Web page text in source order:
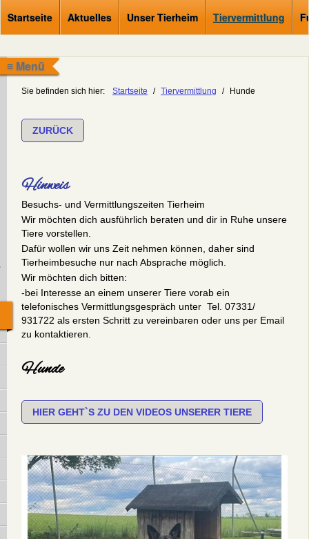
Startseite Aktuelles Unser Tierheim Tiervermittlung
≡ Menü
Sie befinden sich hier: Startseite / Tiervermittlung / Hunde
ZURÜCK
Hinweis
Besuchs- und Vermittlungszeiten Tierheim
Wir möchten dich ausführlich beraten und dir in Ruhe unsere
Tiere vorstellen.
Dafür wollen wir uns Zeit nehmen können, daher sind
Tierheimbesuche nur nach Absprache möglich.
Wir möchten dich bitten:
-bei Interesse an einem unserer Tiere vorab ein
telefonisches Vermittlungsgespräch unter Tel. 07331/
931722 als ersten Schritt zu vereinbaren oder uns per Email
zu kontaktieren.
Hunde
HIER GEHT`S ZU DEN VIDEOS UNSERER TIERE